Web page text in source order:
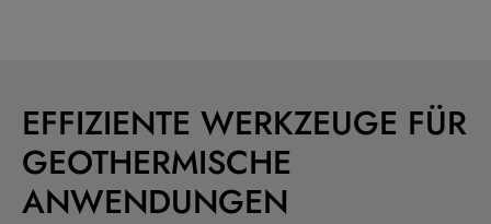
EFFIZIENTE WERKZEUGE FÜR
GEOTHERMISCHE
ANWENDUNGEN